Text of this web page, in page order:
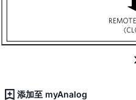
添加至 myAnalog